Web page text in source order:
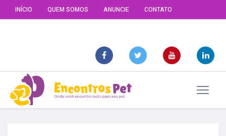
INÍCIO QUEM SOMOS ANUNCIE CONTATO